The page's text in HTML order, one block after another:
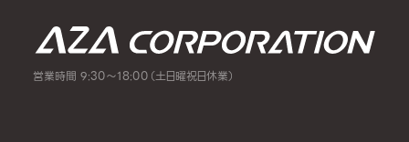
営業時間 9:30～18:00（土日曜祝日休業）